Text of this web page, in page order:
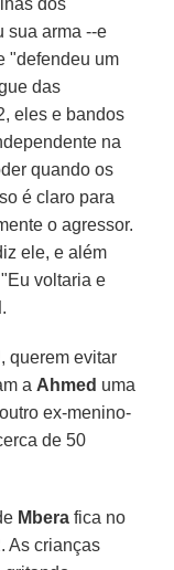
sua arma --e
"defendeu um
das
eles e bandos
na
quando os
é claro para
o agressor.
ele, e além
voltaria e
.
querem evitar
a Ahmed uma
ex-menino-
de 50
Mbera fica no
. As crianças